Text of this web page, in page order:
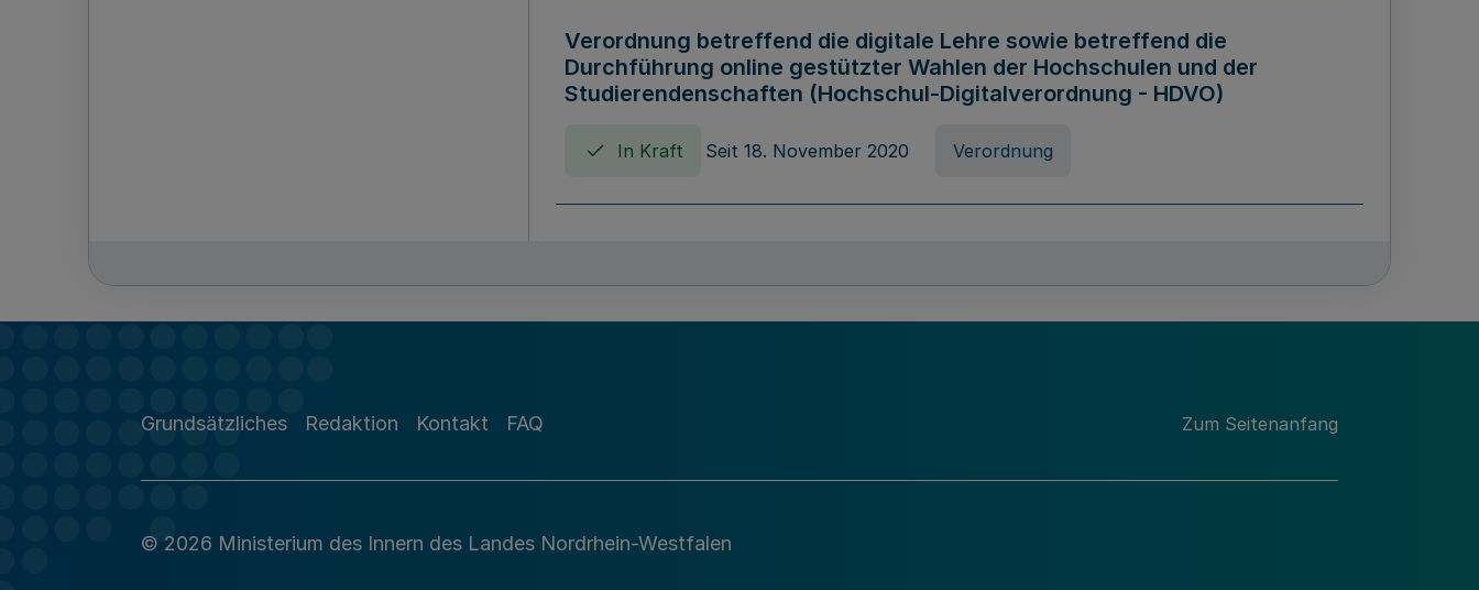
Verordnung betreffend die digitale Lehre sowie betreffend die
Durchführung online gestützter Wahlen der Hochschulen und der
Studierendenschaften (Hochschul-Digitalverordnung - HDVO)
In Kraft Seit 18. November 2020 Verordnung
(Hochschulabgabenverordnung - HAbg-VO)
Gesetz über die Kunsthochschulen des Landes Nordrhein-Westfalen
Grundsätzliches Redaktion Kontakt FAQ Zum Seitenanfang
© 2026 Ministerium des Innern des Landes Nordrhein-Westfalen